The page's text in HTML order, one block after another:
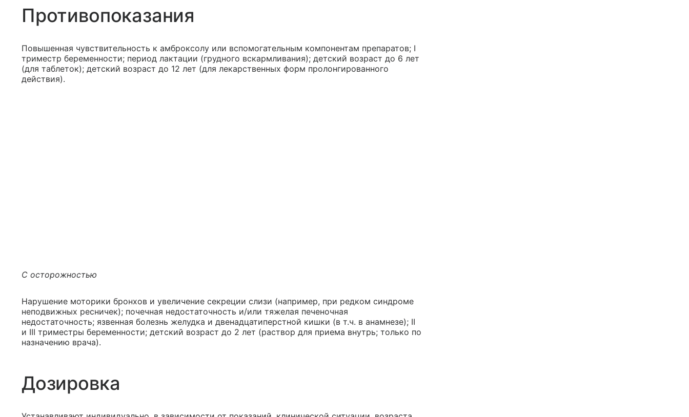
Противопоказания
Повышенная чувствительность к амброксолу или вспомогательным компонентам препаратов; I
триместр беременности; период лактации (грудного вскармливания); детский возраст до 6 лет
(для таблеток); детский возраст до 12 лет (для лекарственных форм пролонгированного
действия).
С осторожностью
Нарушение моторики бронхов и увеличение секреции слизи (например, при редком синдроме
неподвижных ресничек); почечная недостаточность и/или тяжелая печеночная
недостаточность; язвенная болезнь желудка и двенадцатиперстной кишки (в т.ч. в анамнезе); II
и III триместры беременности; детский возраст до 2 лет (раствор для приема внутрь; только по
назначению врача).
Дозировка